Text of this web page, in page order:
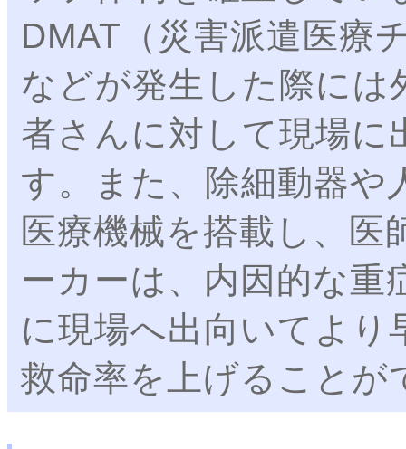
DMAT（災害派遣医療
などが発生した際には
者さんに対して現場に
す。また、除細動器や
医療機械を搭載し、医
ーカーは、内因的な重
に現場へ出向いてよ
救命率を上げることが